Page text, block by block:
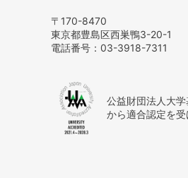
〒170-8470
東京都豊島区西巣鴨3-20-1
電話番号： 03-3918-7311
公益財団法人大
から適合認定を受